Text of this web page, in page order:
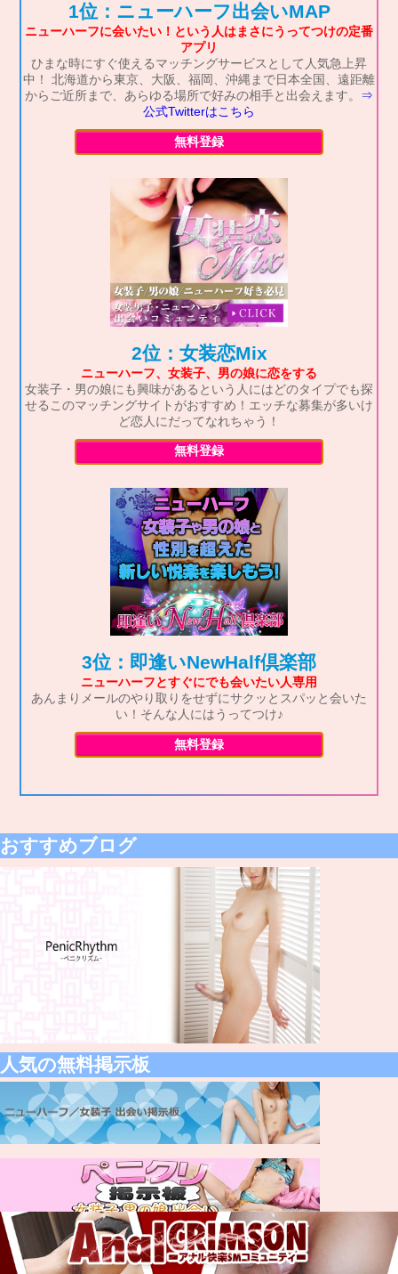
1位：ニューハーフ出会いMAP
ニューハーフに会いたい！という人はまさにうってつけの定番
アプリ
ひまな時にすぐ使えるマッチングサービスとして人気急上昇
中！ 北海道から東京、大阪、福岡、沖縄まで日本全国、遠距離
からご近所まで、あらゆる場所で好みの相手と出会えます。
⇒
公式Twitterはこちら
無料登録
2位：女装恋Mix
ニューハーフ、女装子、男の娘に恋をする
女装子・男の娘にも興味があるという人にはどのタイプでも探
せるこのマッチングサイトがおすすめ！エッチな募集が多いけ
ど恋人にだってなれちゃう！
無料登録
3位：即逢いNewHalf倶楽部
ニューハーフとすぐにでも会いたい人専用
あんまりメールのやり取りをせずにサクッとスパッと会いた
い！そんな人にはうってつけ♪
無料登録
おすすめブログ
人気の無料掲示板